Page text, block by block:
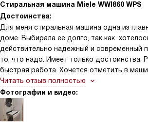
Стиральная машина Miele WWI860 WPS
Достоинства:
Для меня стиральная машина одна из
доме. Выбирала ее долго, так как
действительно надежный и современный
то, что надо. Имеет только достоинства.
быстрая работа. Хочется отметить в
автоматического дозирования TwinDos,
думать сколько средств для стирки
Также хочу отметить функцию дозагрузки
находка для забывчивых хозяек. Панель
интуитивно понятна, а наклонный дисплей
Читать отзыв полностью
Фотографии и видео: